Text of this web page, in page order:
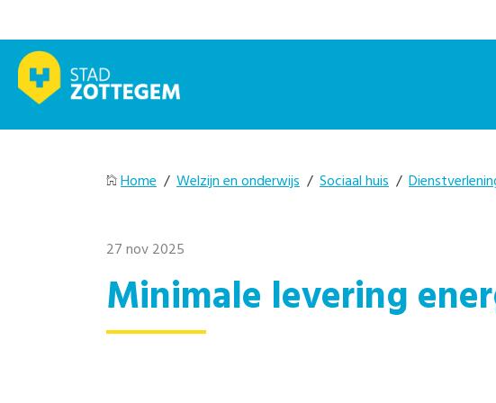
Home / Welzijn en onderwijs / Sociaal huis /
27 nov 2025
Minimale levering